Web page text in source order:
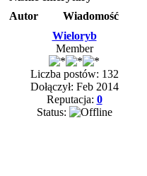
Autor
Wiadomość
Wieloryb
Member
Liczba postów: 132
Dołączył: Feb 2014
Reputacja: 0
Status: